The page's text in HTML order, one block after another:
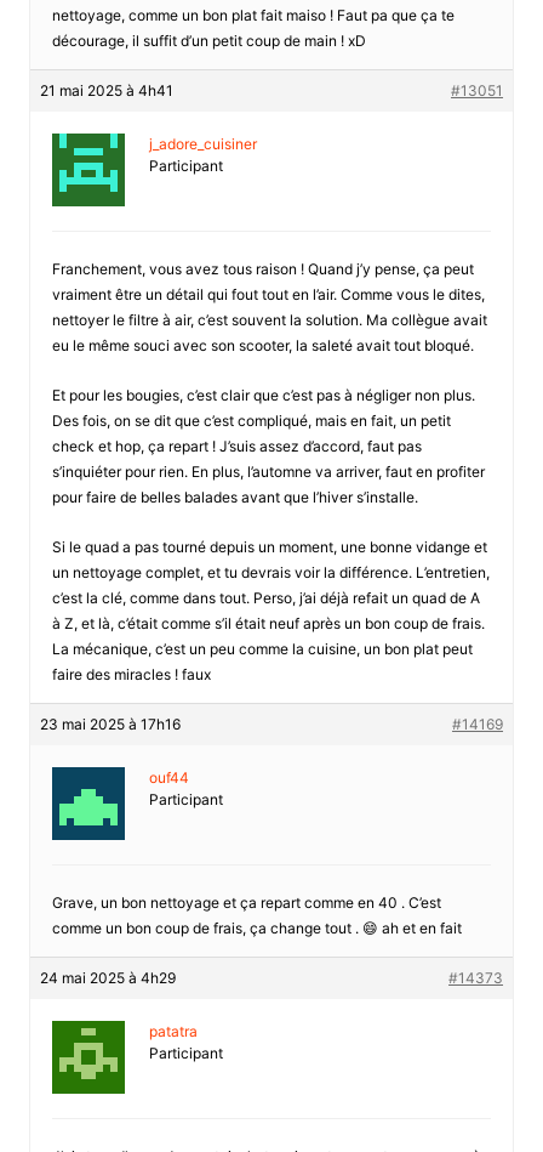
nettoyage, comme un bon plat fait maiso ! Faut pa que ça te
décourage, il suffit d’un petit coup de main ! xD
21 mai 2025 à 4h41 #13051
j_adore_cuisiner
Participant
Franchement, vous avez tous raison ! Quand j’y pense, ça peut
vraiment être un détail qui fout tout en l’air. Comme vous le dites,
nettoyer le filtre à air, c’est souvent la solution. Ma collègue avait
eu le même souci avec son scooter, la saleté avait tout bloqué.
Et pour les bougies, c’est clair que c’est pas à négliger non plus.
Des fois, on se dit que c’est compliqué, mais en fait, un petit
check et hop, ça repart ! J’suis assez d’accord, faut pas
s’inquiéter pour rien. En plus, l’automne va arriver, faut en profiter
pour faire de belles balades avant que l’hiver s’installe.
Si le quad a pas tourné depuis un moment, une bonne vidange et
un nettoyage complet, et tu devrais voir la différence. L’entretien,
c’est la clé, comme dans tout. Perso, j’ai déjà refait un quad de A
à Z, et là, c’était comme s’il était neuf après un bon coup de frais.
La mécanique, c’est un peu comme la cuisine, un bon plat peut
faire des miracles ! faux
23 mai 2025 à 17h16 #14169
ouf44
Participant
Grave, un bon nettoyage et ça repart comme en 40 . C’est
comme un bon coup de frais, ça change tout . 😄 ah et en fait
24 mai 2025 à 4h29 #14373
patatra
Participant